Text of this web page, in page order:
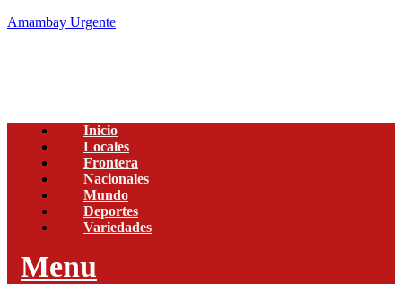
Amambay Urgente
Inicio
Locales
Frontera
Nacionales
Mundo
Deportes
Variedades
Menu